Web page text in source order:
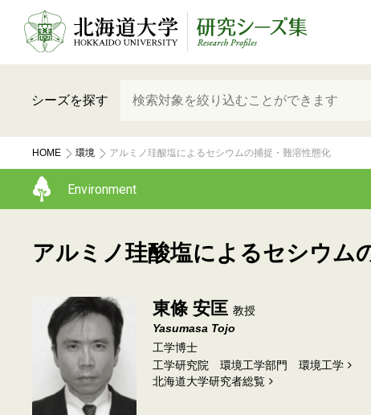
シーズを探す
HOME 環境 アルミノ珪酸塩によるセシウムの捕捉・難溶性態化
Environment
アルミノ珪酸塩によるセシウム
東條 安匡 教授
Yasumasa Tojo
工学博士
工学研究院 環境工学部門 環境工学
北海道⼤学研究者総覧